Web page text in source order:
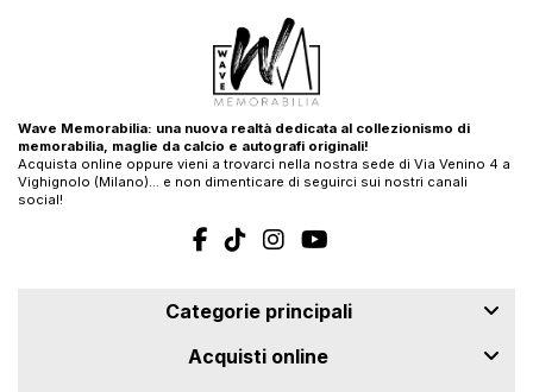
Wave Memorabilia: una nuova realtà dedicata al collezionismo di
memorabilia, maglie da calcio e autografi originali!
Acquista online oppure vieni a trovarci nella nostra sede di Via Venino 4 a
Vighignolo (Milano)… e non dimenticare di seguirci sui nostri canali
social!
Categorie principali
Acquisti online